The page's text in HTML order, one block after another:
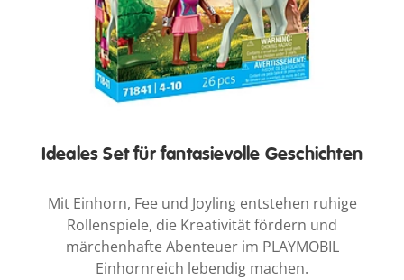
Ideales Set für fantasievolle Geschichten
Mit Einhorn, Fee und Joyling entstehen ruhige
Rollenspiele, die Kreativität fördern und
märchenhafte Abenteuer im PLAYMOBIL
Einhornreich lebendig machen.